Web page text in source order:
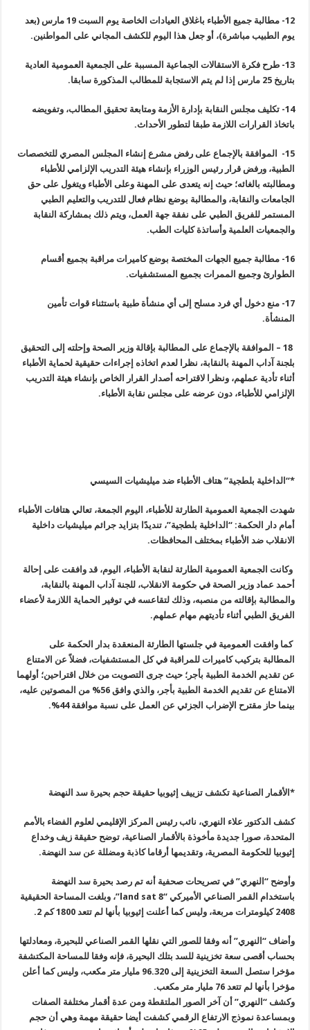
12-
مطالبة جميع الأطباء باغلاق العيادات الخاصة يوم السبت 19 مارس (بعد
يوم الطبيب مباشرة)، أو جعل هذا اليوم للكشف المجاني على المواطنين.
13- طرح فكرة الاستقالات الجماعية المسببة على الجمعية العمومية العادية
بتاريخ 25 مارس إذا لم يتم الاستجابة للمطالب المذكورة سابقا
.
14- تكليف مجلس النقابة بإدارة الأزمة ومتابعة تحقيق المطالب، وتفويضه
باتخاذ القرارات اللازمة طبقا لتطور الأحداث.
15-
الموافقة بالإجماع على رفض مشرع إنشاء المجلس المصري للتخصصات
الطبية، ورفض قرار رئيس الوزراء بإنشاء هيئة التدريب الإلزامي للأطباء
ومطالبته بالغائه؛ حيث إنه يتعدى على المهنة وعلى الأطباء ويتغول على حق
الجامعات والنقابة، والمطالبة بوضع نظام فعال للتدريب والتعليم الطبي
المستمر للفريق الطبي على نفقة جهة العمل، ويتم ذلك بمشاركة النقابة
والجمعيات العلمية وأساتذة كليات الطب.
16- مطالبة جميع الجهات المختصة بوضع كاميرات مراقبة بجميع أقسام
الطوارئ وجميع الممرات بجميع المستشفيات.
17- منع دخول أي فرد مسلح إلى أي منشأة طبية باستثناء قوات تأمين
المنشأة.
18 –
الموافقة بالإجماع على المطالبة بإقالة وزير الصحة وإحلته إلى التحقيق
بلجنة آداب المهنة بالنقابة، نظرا لعدم اتخاذه إجراءات حقيقية لحماية الأطباء
أثناء تأدية عملهم، ونظرا لاقتراحه أصدار القرار الخاص بإنشاء هيئة التدريب
الإلزامي للأطباء، دون عرضه على مجلس نقابة الأطباء.
*
“الداخلية بلطجية” هتاف الأطباء ضد ميليشيات السيسي
شهدت الجمعية العمومية الطارئة للأطباء، اليوم الجمعة، تعالي هتافات الأطباء
أمام دار الحكمة: “الداخلية بلطجية”، تنديدًا بتزايد جرائم ميليشيات داخلية
الانقلاب ضد الأطباء بمختلف المحافظات.
وكانت الجمعية العمومية الطارئة لنقابة الأطباء، اليوم، قد وافقت على إحالة
أحمد عماد وزير الصحة في حكومة الانقلاب، للجنة آداب المهنة بالنقابة،
والمطالبة بإقالته من منصبه، وذلك لتقاعسه في توفير الحماية اللازمة لأعضاء
الفريق الطبي أثناء تأديتهم مهام عملهم.
كما وافقت العمومية في جلستها الطارئة المنعقدة بدار الحكمة على
المطالبة بتركيب كاميرات للمراقبة في كل المستشفيات، فضلاً عن الامتناع
عن تقديم الخدمة الطبية بأجر؛ حيث جرى التصويت من خلال اقتراحين؛ أولهما
الامتناع عن تقديم الخدمة الطبية بأجر، والذي وافق 56% من المصوتين عليه،
بينما حاز مقترح الإضراب الجزئي عن العمل على نسبة موافقة 44%.
*الأقمار الصناعية تكشف تزييف إثيوبيا حقيقة حجم بحيرة سد النهضة
كشف الدكتور علاء النهري، نائب رئيس المركز الإقليمي لعلوم الفضاء بالأمم
المتحدة، صورا جديدة مأخوذة بالأقمار الصناعية، توضح حقيقة زيف وخداع
إثيوبيا للحكومة المصرية، وتقديمها أرقاما كاذبة ومضللة عن سد النهضة.
وأوضح “النهري” في تصريحات صحفية أنه تم رصد بحيرة سد النهضة
باستخدام القمر الصناعي الأميركي “land sat 8”
، وبلغت المساحة الحقيقية
2408 كيلومترات مربعة، وليس كما أعلنت إثيوبيا بأنها لم تتعد 1800 كم 2
.
وأضاف “النهري” أنه وفقا للصور التي نقلها القمر الصناعي للبحيرة، ومعادلتها
بحساب أقصى سعة تخزينية للسد بتلك البحيرة، فإنه وفقا للمساحة المكتشفة
مؤخرا ستصل السعة التخزينية إلى 96.320 مليار متر مكعب، وليس كما أعلن
مؤخرا بأنها لم تتعد 76 مليار متر مكعب
.
وكشف “النهري” أن آخر الصور الملتقطة ومن عدة أقمار مختلفة الصفات
وبمساعدة نموذج الارتفاع الرقمي كشفت أيضا حقيقة مهمة وهي أن حجم